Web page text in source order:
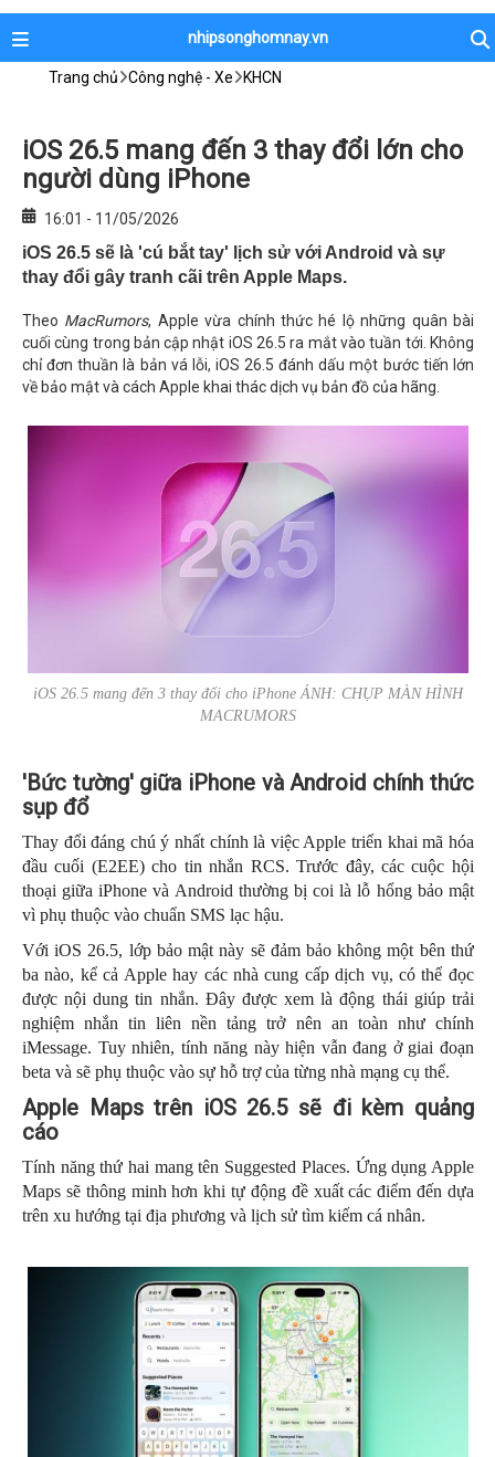
nhipsonghomnay.vn
Trang chủ Công nghệ - Xe KHCN
iOS 26.5 mang đến 3 thay đổi lớn cho
người dùng iPhone
16:01 - 11/05/2026
iOS 26.5 sẽ là 'cú bắt tay' lịch sử với Android và sự
thay đổi gây tranh cãi trên Apple Maps.
Theo MacRumors, Apple vừa chính thức hé lộ những quân bài
cuối cùng trong bản cập nhật iOS 26.5 ra mắt vào tuần tới. Không
chỉ đơn thuần là bản vá lỗi, iOS 26.5 đánh dấu một bước tiến lớn
về bảo mật và cách Apple khai thác dịch vụ bản đồ của hãng.
iOS 26.5 mang đến 3 thay đổi cho iPhone ẢNH: CHỤP MÀN HÌNH
MACRUMORS
'Bức tường' giữa iPhone và Android chính thức
sụp đổ
Thay đổi đáng chú ý nhất chính là việc Apple triển khai mã hóa
đầu cuối (E2EE) cho tin nhắn RCS. Trước đây, các cuộc hội
thoại giữa iPhone và Android thường bị coi là lỗ hổng bảo mật
vì phụ thuộc vào chuẩn SMS lạc hậu.
Với iOS 26.5, lớp bảo mật này sẽ đảm bảo không một bên thứ
ba nào, kể cả Apple hay các nhà cung cấp dịch vụ, có thể đọc
được nội dung tin nhắn. Đây được xem là động thái giúp trải
nghiệm nhắn tin liên nền tảng trở nên an toàn như chính
iMessage. Tuy nhiên, tính năng này hiện vẫn đang ở giai đoạn
beta và sẽ phụ thuộc vào sự hỗ trợ của từng nhà mạng cụ thể.
Apple Maps trên iOS 26.5 sẽ đi kèm quảng
cáo
Tính năng thứ hai mang tên Suggested Places. Ứng dụng Apple
Maps sẽ thông minh hơn khi tự động đề xuất các điểm đến dựa
trên xu hướng tại địa phương và lịch sử tìm kiếm cá nhân.